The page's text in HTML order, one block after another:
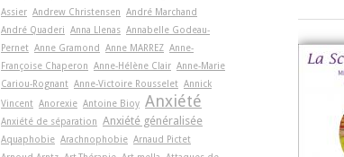
Assier Andrew Christensen André Marchand
André Quaderi Anna Llenas Annabelle Godeau-
Pernet Anne Gramond Anne MARREZ Anne-
Françoise Chaperon Anne-Hélène Clair Anne-Marie
Cariou-Rognant Anne-Victoire Rousselet Annick
Vincent Anorexie Antoine Bioy Anxiété
Anxiété de séparation Anxiété généralisée
Aquaphobie Arachnophobie Arnaud Pictet